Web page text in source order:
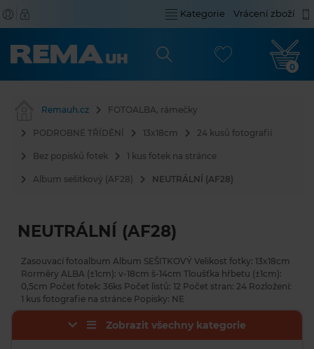
Kategorie Vrácení zboží
0
Remauh.cz FOTOALBA, rámečky
PODROBNÉ TŘÍDĚNÍ 13x18cm 24 kusů fotografií
Bez popisků fotek 1 kus fotek na stránce
Album sešitkový (AF28) NEUTRÁLNÍ (AF28)
NEUTRÁLNÍ (AF28)
Zasouvací fotoalbum Album SEŠITKOVÝ Velikost fotky: 13x18cm
Rorměry ALBA (±1cm): v-18cm š-14cm Tloušťka hřbetu (±1cm):
0,5cm Počet fotek: 36ks Počet listů: 12 Počet stran: 24 Rozložení:
1 kus fotografie na stránce Popisky: NE
Zobrazit všechny kategorie